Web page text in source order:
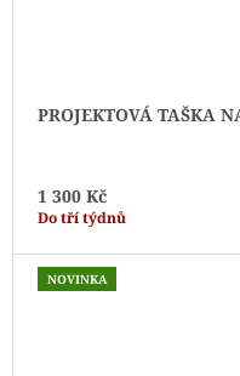
PROJEKTOVÁ TAŠKA
1 300 Kč
Do tří týdnů
NOVINKA